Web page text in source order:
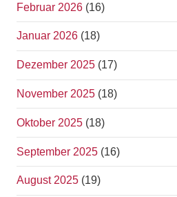
Februar 2026 (16)
Januar 2026 (18)
Dezember 2025 (17)
November 2025 (18)
Oktober 2025 (18)
September 2025 (16)
August 2025 (19)